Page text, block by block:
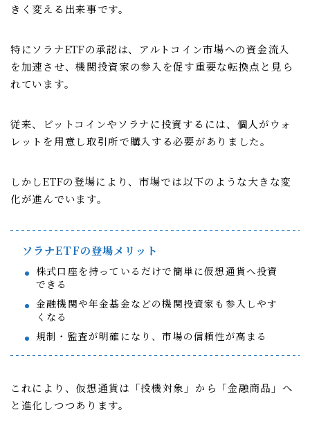
きく変える出来事です。
特にソラナETFの承認は、アルトコイン市場への資金流入
を加速させ、機関投資家の参入を促す重要な転換点と見ら
れています。
従来、ビットコインやソラナに投資するには、個人がウォ
レットを用意し取引所で購入する必要がありました。
しかしETFの登場により、市場では以下のような大きな変
化が進んでいます。
ソラナETFの登場メリット
株式口座を持っているだけで簡単に仮想通貨へ投資
できる
金融機関や年金基金などの機関投資家も参入しやす
くなる
規制・監査が明確になり、市場の信頼性が高まる
これにより、仮想通貨は「投機対象」から「金融商品」へ
と進化しつつあります。